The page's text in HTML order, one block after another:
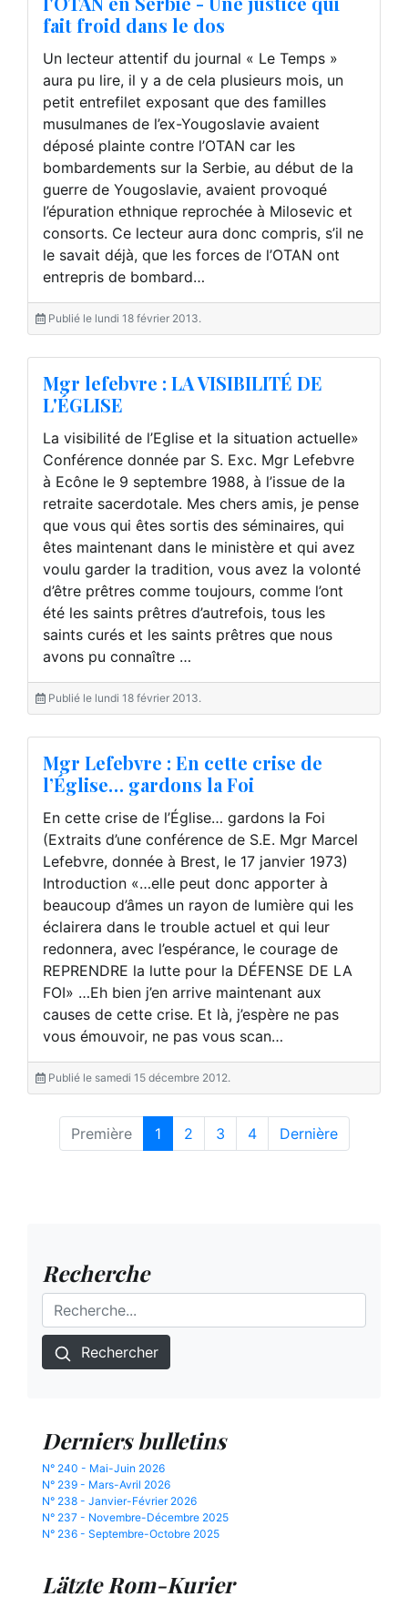
fait froid dans le dos
Un lecteur attentif du journal « Le Temps »
aura pu lire, il y a de cela plusieurs mois, un
petit entrefilet exposant que des familles
musulmanes de l’ex-Yougoslavie avaient
déposé plainte contre l’OTAN car les
bombardements sur la Serbie, au début de la
guerre de Yougoslavie, avaient provoqué
l’épuration ethnique reprochée à Milosevic et
consorts. Ce lecteur aura donc compris, s’il ne
le savait déjà, que les forces de l’OTAN ont
entrepris de bombard…
Publié le lundi 18 février 2013.
Mgr lefebvre : LA VISIBILITÉ DE
L'ÉGLISE
La visibilité de l’Eglise et la situation actuelle»
Conférence donnée par S. Exc. Mgr Lefebvre
à Ecône le 9 septembre 1988, à l’issue de la
retraite sacerdotale. Mes chers amis, je pense
que vous qui êtes sortis des séminaires, qui
êtes maintenant dans le ministère et qui avez
voulu garder la tradition, vous avez la volonté
d’être prêtres comme toujours, comme l’ont
été les saints prêtres d’autrefois, tous les
saints curés et les saints prêtres que nous
avons pu connaître …
Publié le lundi 18 février 2013.
Mgr Lefebvre : En cette crise de
l’Église… gardons la Foi
En cette crise de l’Église… gardons la Foi
(Extraits d’une conférence de S.E. Mgr Marcel
Lefebvre, donnée à Brest, le 17 janvier 1973)
Introduction «…elle peut donc apporter à
beaucoup d’âmes un rayon de lumière qui les
éclairera dans le trouble actuel et qui leur
redonnera, avec l’espérance, le courage de
REPRENDRE la lutte pour la DÉFENSE DE LA
FOI» …Eh bien j’en arrive maintenant aux
causes de cette crise. Et là, j’espère ne pas
vous émouvoir, ne pas vous scan…
Publié le samedi 15 décembre 2012.
Première 1 2 3 4 Dernière
Recherche
Rechercher
Derniers bulletins
N° 240 - Mai-Juin 2026
N° 239 - Mars-Avril 2026
N° 238 - Janvier-Février 2026
N° 237 - Novembre-Décembre 2025
N° 236 - Septembre-Octobre 2025
Lätzte Rom-Kurier